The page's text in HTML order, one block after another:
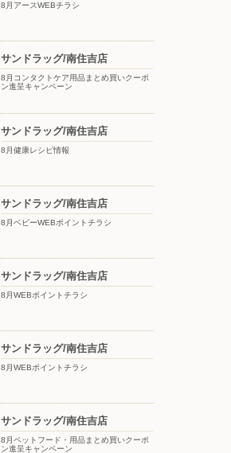
8月アースWEBチラシ
サンドラッグ/南住吉店
8月コンタクトケア用品まとめ買いクーポ
ン進呈キャンペーン
サンドラッグ/南住吉店
8月健康レシピ情報
サンドラッグ/南住吉店
8月ベビーWEBポイントチラシ
サンドラッグ/南住吉店
8月WEBポイントチラシ
サンドラッグ/南住吉店
8月WEBポイントチラシ
サンドラッグ/南住吉店
8月ペットフード・用品まとめ買いクーポ
ン進呈キャンペーン